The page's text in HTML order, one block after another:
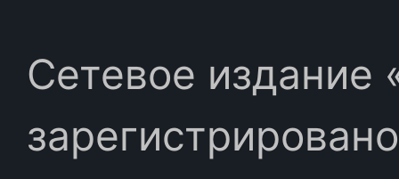
Сетевое издание